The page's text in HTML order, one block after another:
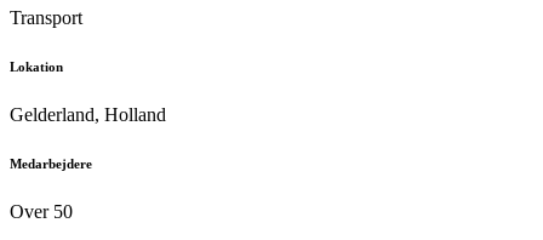
Transport
Lokation
Gelderland, Holland
Medarbejdere
Over 50